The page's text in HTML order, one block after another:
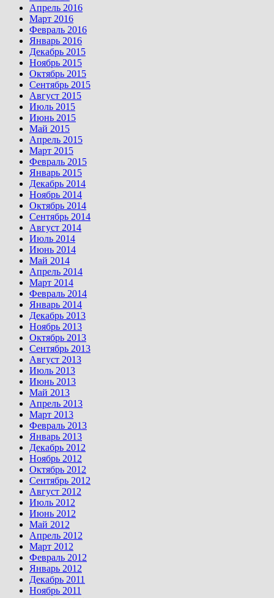
Апрель 2016
Март 2016
Февраль 2016
Январь 2016
Декабрь 2015
Ноябрь 2015
Октябрь 2015
Сентябрь 2015
Август 2015
Июль 2015
Июнь 2015
Май 2015
Апрель 2015
Март 2015
Февраль 2015
Январь 2015
Декабрь 2014
Ноябрь 2014
Октябрь 2014
Сентябрь 2014
Август 2014
Июль 2014
Июнь 2014
Май 2014
Апрель 2014
Март 2014
Февраль 2014
Январь 2014
Декабрь 2013
Ноябрь 2013
Октябрь 2013
Сентябрь 2013
Август 2013
Июль 2013
Июнь 2013
Май 2013
Апрель 2013
Март 2013
Февраль 2013
Январь 2013
Декабрь 2012
Ноябрь 2012
Октябрь 2012
Сентябрь 2012
Август 2012
Июль 2012
Июнь 2012
Май 2012
Апрель 2012
Март 2012
Февраль 2012
Январь 2012
Декабрь 2011
Ноябрь 2011